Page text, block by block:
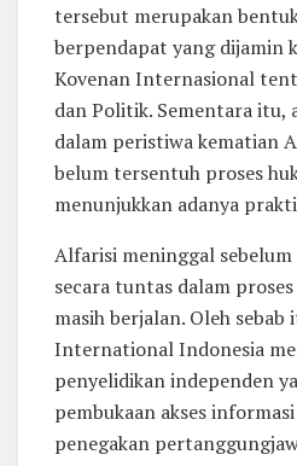
tersebut merupakan
berpendapat yang dijamin
Kovenan Internasional
dan Politik. Sementara
dalam peristiwa kematian
belum tersentuh proses
menunjukkan adanya
Alfarisi meninggal
secara tuntas dalam
masih berjalan. Oleh
International Indonesia
penyelidikan independen
pembukaan akses
penegakan